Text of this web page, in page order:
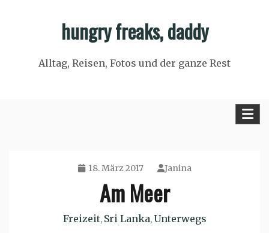
hungry freaks, daddy
Alltag, Reisen, Fotos und der ganze Rest
18. März 2017 Janina
Am Meer
Freizeit, Sri Lanka, Unterwegs